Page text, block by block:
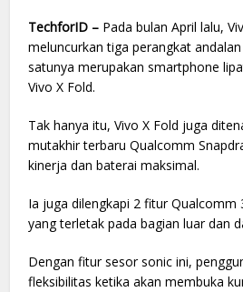
TechforID – Pada bulan April lalu,
meluncurkan tiga perangkat
satunya merupakan smartphone
Vivo X Fold.
Tak hanya itu, Vivo X Fold juga
mutakhir terbaru Qualcomm
kinerja dan baterai maksimal.
Ia juga dilengkapi 2 fitur Qualcomm
yang terletak pada bagian luar dan
Dengan fitur sesor sonic ini,
fleksibilitas ketika akan membuka